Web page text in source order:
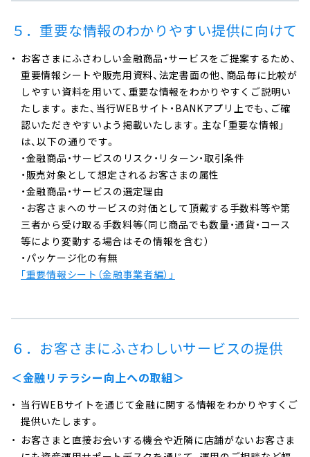
５．重要な情報のわかりやすい提供に向けて
お客さまにふさわしい金融商品・サービスをご提案するため、
重要情報シートや販売用資料、法定書面の他、商品毎に比較が
しやすい資料を用いて、重要な情報をわかりやすくご説明い
たします。また、当行WEBサイト・BANKアプリ上でも、ご確
認いただきやすいよう掲載いたします。主な「重要な情報」
は、以下の通りです。
・金融商品・サービスのリスク・リターン・取引条件
・販売対象として想定されるお客さまの属性
・金融商品・サービスの選定理由
・お客さまへのサービスの対価として頂戴する手数料等や第
三者から受け取る手数料等（同じ商品でも数量・通貨・コース
等により変動する場合はその情報を含む）
・パッケージ化の有無
｢重要情報シート（金融事業者編）」
６．お客さまにふさわしいサービスの提供
＜金融リテラシー向上への取組＞
当行WEBサイトを通じて金融に関する情報をわかりやすくご
提供いたします。
お客さまと直接お会いする機会や近隣に店舗がないお客さま